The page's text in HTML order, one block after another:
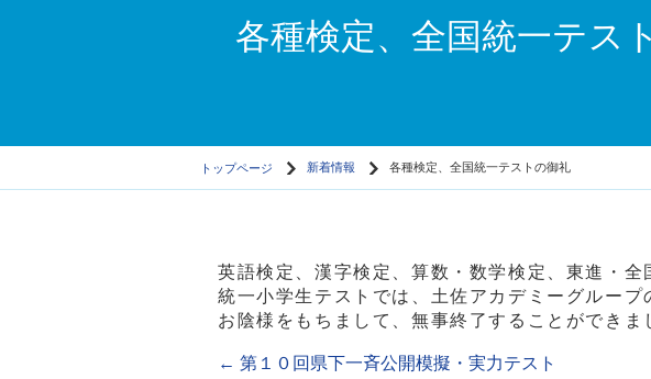
各種検定、全国統一テス
トップページ 新着情報 各種検定、全国統一テストの御礼
英語検定、漢字検定、算数・数学検定、東進・
統一小学生テストでは、土佐アカデミーグルー
お陰様をもちまして、無事終了することができま
← 第１０回県下一斉公開模擬・実力テスト